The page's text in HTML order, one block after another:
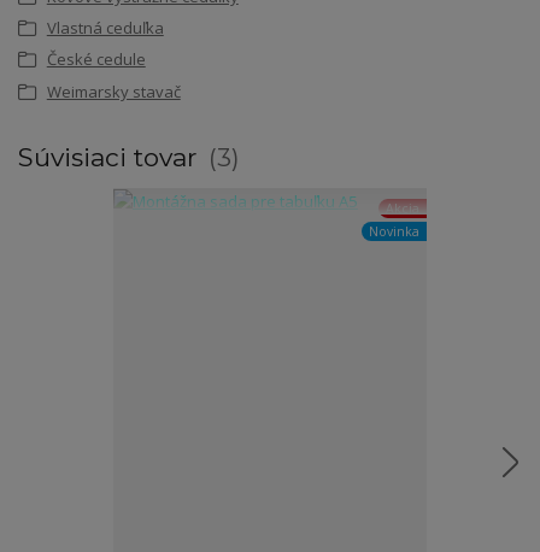
Vlastná ceduľka
České cedule
Weimarsky stavač
Súvisiaci tovar 3
Akcia
Novinka